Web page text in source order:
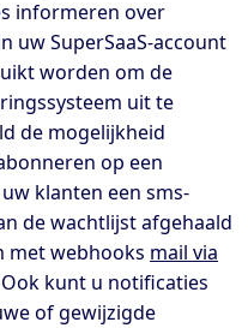
informeren over
uw SuperSaaS-account
worden om de
uit te
de mogelijkheid
op een
klanten een sms-
de wachtlijst afgehaald
met webhooks mail via
kunt u notificaties
of gewijzigde